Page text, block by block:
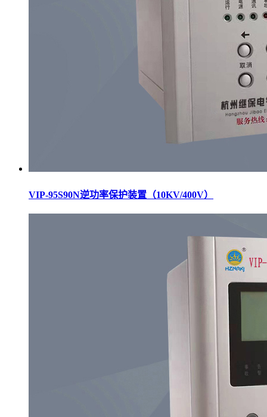
VIP-95S90N逆功率保护装置（10KV/400V）